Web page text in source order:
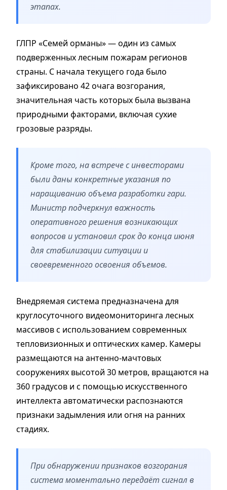
этапах.
ГЛПР «Семей орманы» — один из самых
подверженных лесным пожарам регионов
страны. С начала текущего года было
зафиксировано 42 очага возгорания,
значительная часть которых была вызвана
природными факторами, включая сухие
грозовые разряды.
Кроме того, на встрече с инвесторами
были даны конкретные указания по
наращиванию объема разработки гари.
Министр подчеркнул важность
оперативного решения возникающих
вопросов и установил срок до конца июня
для стабилизации ситуации и
своевременного освоения объемов.
Внедряемая система предназначена для
круглосуточного видеомониторинга лесных
массивов с использованием современных
тепловизионных и оптических камер. Камеры
размещаются на антенно-мачтовых
сооружениях высотой 30 метров, вращаются на
360 градусов и с помощью искусственного
интеллекта автоматически распознаются
признаки задымления или огня на ранних
стадиях.
При обнаружении признаков возгорания
система моментально передаёт сигнал в